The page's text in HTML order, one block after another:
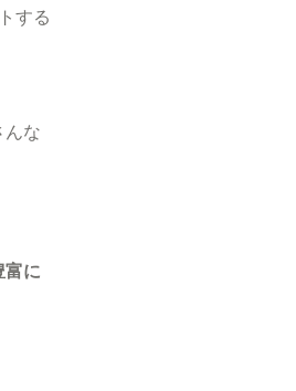
する
んな
富に